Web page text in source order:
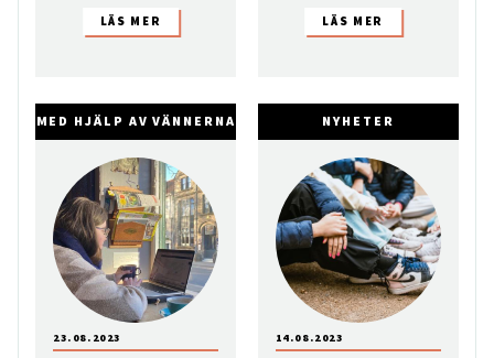
MED HJÄLP AV VÄNNERNA
23.08.2023
NYHETER
14.08.2023